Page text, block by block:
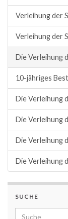
Verleihung der
Verleihung der
Die Verleihung
10-jähriges
Die Verleihung
Die Verleihung
Die Verleihung
Die Verleihung
SUCHE
Search for: